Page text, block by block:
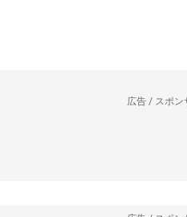
広告 / スポン